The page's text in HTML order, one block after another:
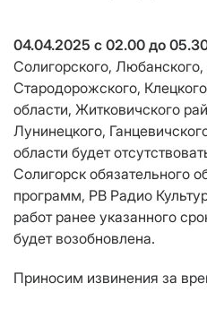
04.04.2025 с 02.00 до
Солигорского,
Стародорожского,
области, Житковичского
Лунинецкого,
области будет
Солигорск обязательного
программ, РВ Радио
работ ранее указанного
будет возобновлена.
Приносим извинения за